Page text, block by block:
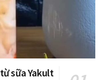
sữa Yakult